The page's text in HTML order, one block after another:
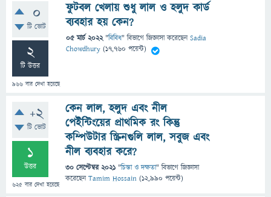
0
টি ভোট
2
টি উত্তর
966 বার দেখা হয়েছে
ফুটবল খেলায় শুধু লাল ও হলুদ কার্ড
ব্যবহার হয় কেন?
05 মার্চ 2022 "বিবিধ" বিভাগে জিজ্ঞাসাকরেছেনSadia
Chowdhury (17,760 পয়েন্ট)
+2
টি ভোট
1
উত্তর
625 বার দেখা হয়েছে
কেন লাল, হলুদ এবং নীল
পেইন্টিংয়ের প্রাথমিক রং কিন্তু
কম্পিউটার স্ক্রিনগুলি লাল, সবুজ এবং
নীল ব্যবহার করে?
30 সেপ্টেম্বর 2021 "চিন্তা ও দক্ষতা" বিভাগে জিজ্ঞাসা
করেছেনTamim Hossain (12,990 পয়েন্ট)